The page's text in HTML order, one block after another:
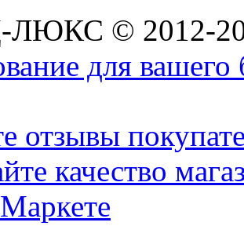
© 2012-
для вашего